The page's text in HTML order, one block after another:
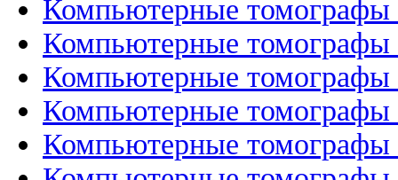
Компьютерные
Компьютерные томографы
Компьютерные
Компьютерные
Компьютерные